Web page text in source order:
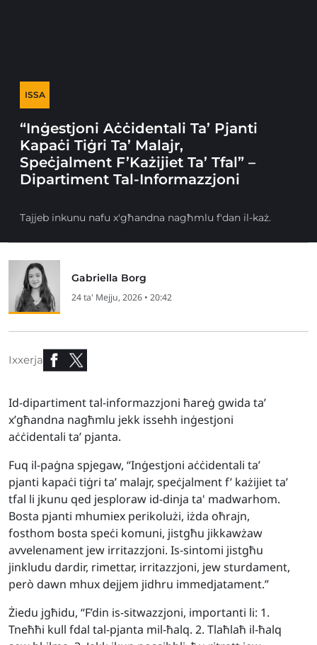
ISSA
“Inġestjoni Aċċidentali Ta’ Pjanti
Kapaċi Tiġri Ta’ Malajr,
Speċjalment F’Każijiet Ta’ Tfal” –
Dipartiment Tal-Informazzjoni
Tajjeb inkunu nafu x'għandna nagħmlu f'dan il-każ.
Gabriella Borg
24 ta' Mejju, 2026 • 20:42
Ixxerja
Id-dipartiment tal-informazzjoni ħareġ gwida ta’
x’għandna nagħmlu jekk issehh inġestjoni
aċċidentali ta’ pjanta.
Fuq il-paġna spjegaw, “Inġestjoni aċċidentali ta’
pjanti kapaċi tiġri ta’ malajr, speċjalment f’ każijiet ta’
tfal li jkunu qed jesploraw id-dinja ta' madwarhom.
Bosta pjanti mhumiex perikolużi, iżda oħrajn,
fosthom bosta speċi komuni, jistgħu jikkawżaw
avvelenament jew irritazzjoni. Is-sintomi jistgħu
jinkludu dardir, rimettar, irritazzjoni, jew sturdament,
però dawn mhux dejjem jidhru immedjatament.”
Żiedu jgħidu, “F’din is-sitwazzjoni, importanti li: 1.
Tneħħi kull fdal tal-pjanta mil-ħalq. 2. Tlaħlaħ il-ħalq